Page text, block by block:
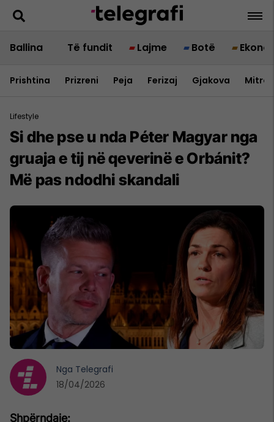
Ballina Të fundit Lajme Botë
Prishtina Prizreni Peja Ferizaj Gjakova
Lifestyle
Si dhe pse u nda Péter Magyar nga
gruaja e tij në qeverinë e Orbánit?
Më pas ndodhi skandali
Nga Telegrafi
18/04/2026